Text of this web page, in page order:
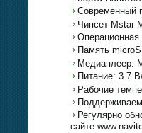
Современный
Чипсет Mstar
Память
Медиаплеер:
Питание: 3.7
Рабочие
Регулярно
сайте